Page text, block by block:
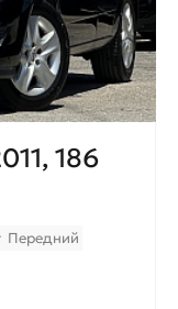
186
Передний